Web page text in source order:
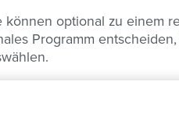
optional zu einem
Programm